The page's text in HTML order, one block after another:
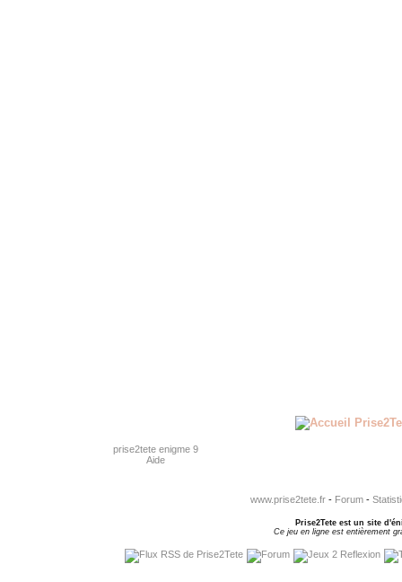
prise2tete enigme 9
Aide
www.prise2tete.fr- Forum-
Prise2Tete est un site
Ce jeu en ligne est entièrement